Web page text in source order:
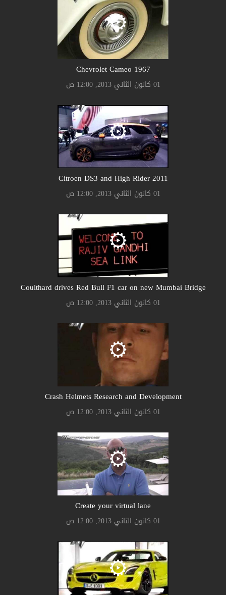
Chevrolet Cameo 1967
01 كانون الثاني 2013, 12:00 ص
Citroen DS3 and High Rider 2011
01 كانون الثاني 2013, 12:00 ص
Coulthard drives Red Bull F1 car on new Mumbai Bridge
01 كانون الثاني 2013, 12:00 ص
Crash Helmets Research and Development
01 كانون الثاني 2013, 12:00 ص
Create your virtual lane
01 كانون الثاني 2013, 12:00 ص